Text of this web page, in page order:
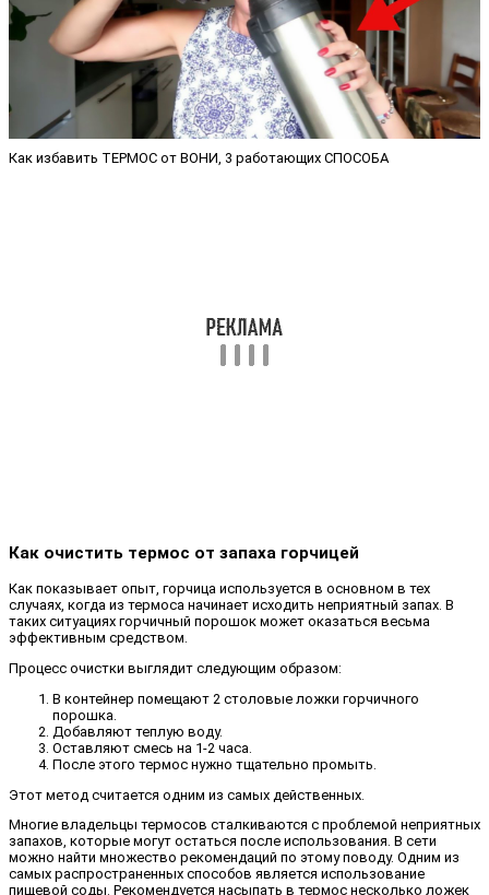
Как избавить ТЕРМОС от ВОНИ, 3 работающих СПОСОБА
Как очистить термос от запаха горчицей
Как показывает опыт, горчица используется в основном в тех
случаях, когда из термоса начинает исходить неприятный запах. В
таких ситуациях горчичный порошок может оказаться весьма
эффективным средством.
Процесс очистки выглядит следующим образом:
В контейнер помещают 2 столовые ложки горчичного
порошка.
Добавляют теплую воду.
Оставляют смесь на 1-2 часа.
После этого термос нужно тщательно промыть.
Этот метод считается одним из самых действенных.
Многие владельцы термосов сталкиваются с проблемой неприятных
запахов, которые могут остаться после использования. В сети
можно найти множество рекомендаций по этому поводу. Одним из
самых распространенных способов является использование
пищевой соды. Рекомендуется насыпать в термос несколько ложек